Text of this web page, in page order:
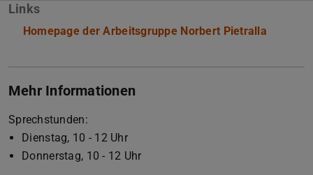
Links
Homepage der Arbeitsgruppe Norbert Pietralla
Mehr Informationen
Sprechstunden:
Dienstag, 10 - 12 Uhr
Donnerstag, 10 - 12 Uhr